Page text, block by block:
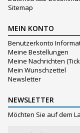
Sitemap
MEIN KONTO
Benutzerkonto
Meine Bestellungen
Meine Nachrichten
Mein Wunschzettel
Newsletter
NEWSLETTER
Möchten Sie auf dem